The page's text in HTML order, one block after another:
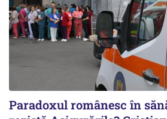
Paradoxul românesc în